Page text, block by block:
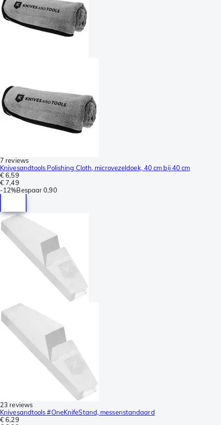
7 reviews
Knivesandtools Polishing Cloth, microvezeldoek, 40 cm bij 40 cm
€ 6,59
€ 7,49
-12%Bespaar 0,90
23 reviews
Knivesandtools #OneKnifeStand, messenstandaard
€ 6,29